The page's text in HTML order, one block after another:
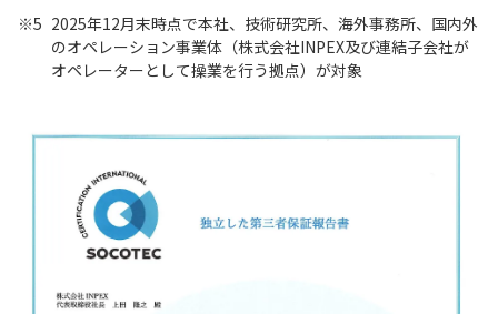
※5 2025年12月末時点で本社、技術研究所、海外事務所、国内外
のオペレーション事業体（株式会社INPEX及び連結子会社が
オペレーターとして操業を行う拠点）が対象